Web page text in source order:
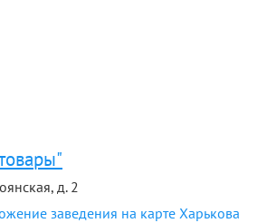
д. 2
заведения на карте Харькова